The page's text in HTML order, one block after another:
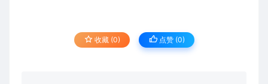
收藏 (0) 点赞 (0)